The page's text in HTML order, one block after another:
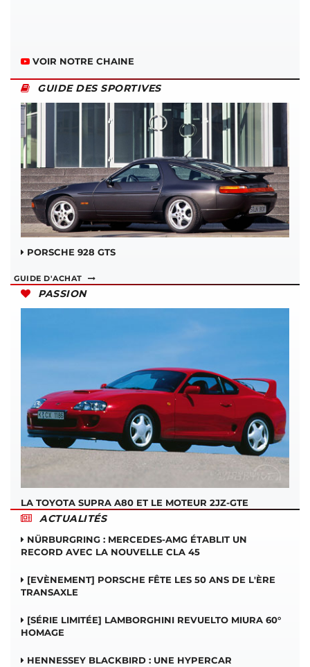
VOIR NOTRE CHAINE
GUIDE DES SPORTIVES
PORSCHE 928 GTS
GUIDE D'ACHAT
PASSION
LA TOYOTA SUPRA A80 ET LE MOTEUR 2JZ-GTE
ACTUALITÉS
NÜRBURGRING : MERCEDES-AMG ÉTABLIT UN
RECORD AVEC LA NOUVELLE CLA 45
[EVÈNEMENT] PORSCHE FÊTE LES 50 ANS DE L'ÈRE
TRANSAXLE
[SÉRIE LIMITÉE] LAMBORGHINI REVUELTO MIURA 60°
HOMAGE
HENNESSEY BLACKBIRD : UNE HYPERCAR